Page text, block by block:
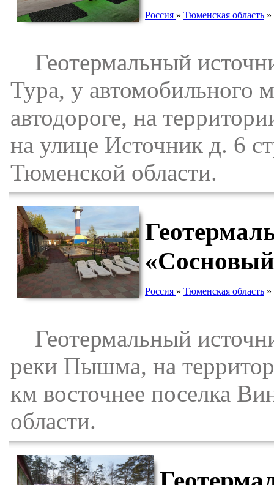
Россия » Тюменская область »
Геотермальный
Тура, у автомобильного
автодороге, на
на улице Источник д. 6
Тюменской области.
Россия » Тюменская область »
Геотермальный
реки Пышма, на
км восточнее поселка
области.